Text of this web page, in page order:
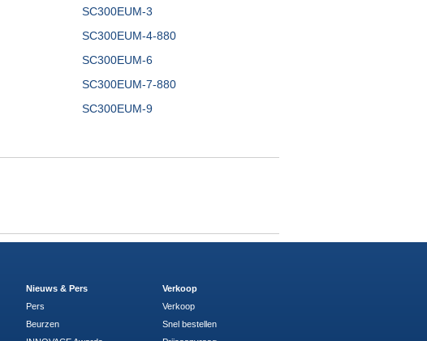
SC300EUM-3
SC300EUM-4-880
SC300EUM-6
SC300EUM-7-880
SC300EUM-9
Nieuws & Pers
Pers
Beurzen
Verkoop
Verkoop
Snel bestellen